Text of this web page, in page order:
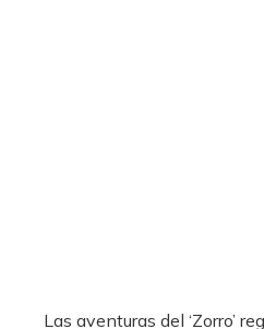
Las aventuras del ‘Zorro’